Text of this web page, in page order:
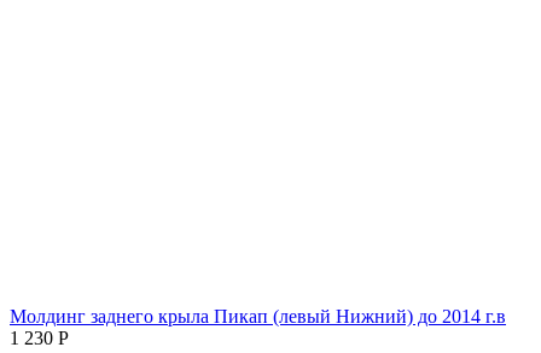
Молдинг заднего крыла Пикап (левый Нижний) до 2014 г.в
1 230 Р